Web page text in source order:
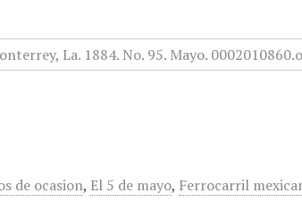
de ocasion, El 5 de mayo, Ferrocarril